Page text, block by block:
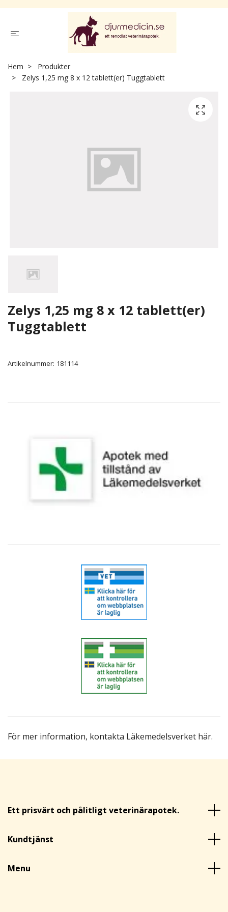
För mer information, kontakta Läkemedelsverket här.
Hem
Produkter
Zelys 1,25 mg 8 x 12 tablett(er) Tuggtablett
Zelys 1,25 mg 8 x 12 tablett(er)
Tuggtablett
Artikelnummer: 181114
Ett prisvärt och pålitligt veterinärapotek.
Kundtjänst
Menu